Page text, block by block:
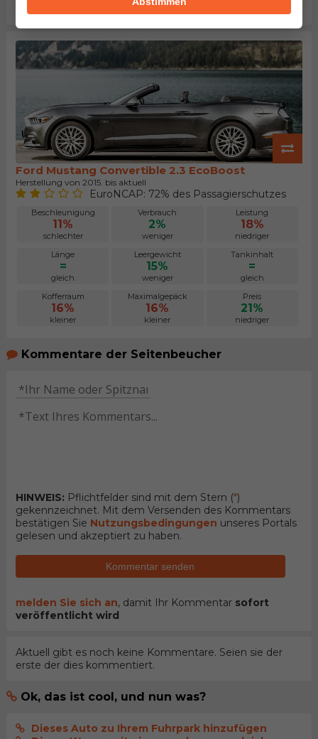
kleiner
Ford Mustang Convertible 2.3 EcoBoost
Herstellung von 2015. bis aktuell
EuroNCAP: 72% des Passagierschutzes
Beschleunigung
11%
schlechter
Verbrauch
2%
weniger
Leistung
18%
niedriger
Länge
=
gleich
Leergewicht
15%
weniger
Tankinhalt
=
gleich
Kofferraum
16%
kleiner
Maximalgepäck
16%
kleiner
Preis
21%
niedriger
Kommentare der Seitenbeucher
HINWEIS: Pflichtfelder sind mit dem Stern (*)
gekennzeichnet. Mit dem Versenden des Kommentars
bestätigen Sie Nutzungsbedingungen unseres Portals
gelesen und akzeptiert zu haben.
Kommentar senden
melden Sie sich an, damit Ihr Kommentar sofort
veröffentlicht wird
Aktuell gibt es noch keine Kommentare. Seien sie der
erste der dies kommentiert.
Ok, das ist cool, und nun was?
Dieses Auto zu Ihrem Fuhrpark hinzufügen